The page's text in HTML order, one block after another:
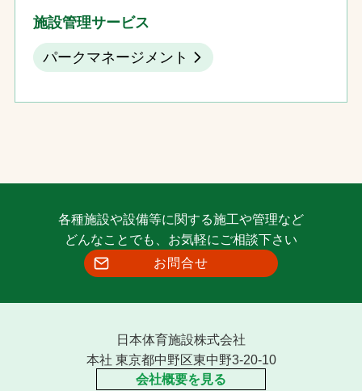
施設管理サービス
パークマネージメント
各種施設や設備等に関する施工や管理など
どんなことでも、お気軽にご相談下さい
お問合せ
日本体育施設株式会社
本社 東京都中野区東中野3-20-10
会社概要を見る